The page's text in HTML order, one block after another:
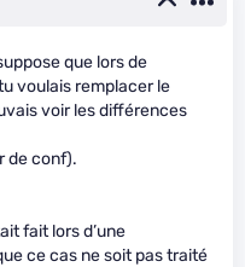
que lors de
voulais remplacer le
voir les différences
de conf).
fait lors d’une
ce cas ne soit pas traité